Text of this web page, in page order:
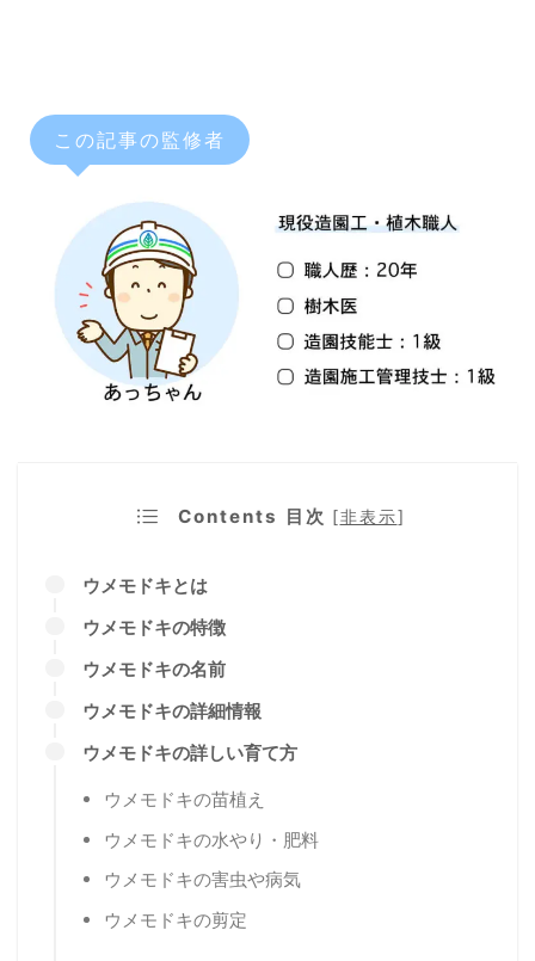
この記事の監修者
Contents 目次 [非表示]
ウメモドキとは
ウメモドキの特徴
ウメモドキの名前
ウメモドキの詳細情報
ウメモドキの詳しい育て方
ウメモドキの苗植え
ウメモドキの水やり・肥料
ウメモドキの害虫や病気
ウメモドキの剪定